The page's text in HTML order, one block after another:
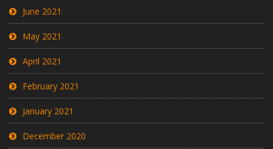
June 2021
May 2021
April 2021
February 2021
January 2021
December 2020